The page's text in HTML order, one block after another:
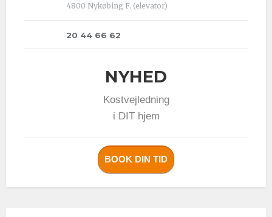
4800 Nykøbing F. (elevator)
20 44 66 62
NYHED
Kostvejledning
i DIT hjem
BOOK DIN TID